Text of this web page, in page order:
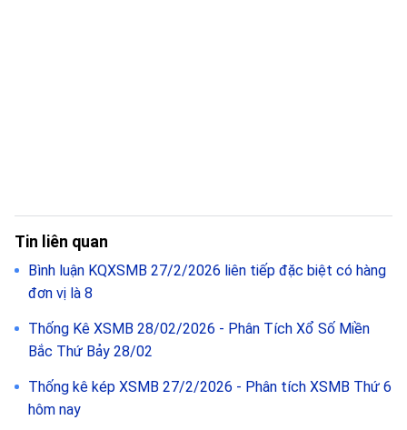
Tin liên quan
Bình luận KQXSMB 27/2/2026 liên tiếp đặc biệt có hàng
đơn vị là 8
Thống Kê XSMB 28/02/2026 - Phân Tích Xổ Số Miền
Bắc Thứ Bảy 28/02
Thống kê kép XSMB 27/2/2026 - Phân tích XSMB Thứ 6
hôm nay